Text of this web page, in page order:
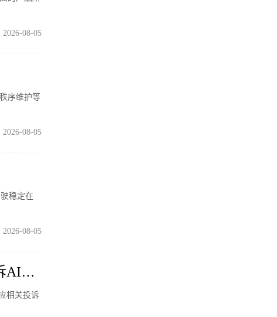
2026-08-05
序维护等
2026-08-05
稳定在
2026-08-05
AI侵
相关投诉